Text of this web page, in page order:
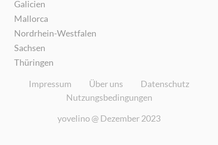
Galicien
Mallorca
Nordrhein-Westfalen
Sachsen
Thüringen
Impressum Über uns
Datenschutz
Nutzungsbedingungen
yovelino @ Dezember 2023